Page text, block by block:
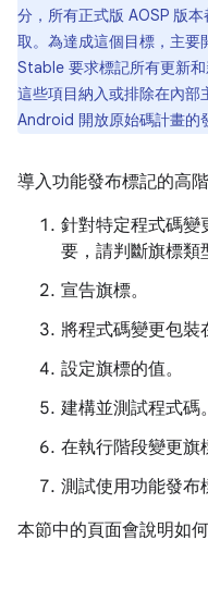
分， 所有正式版 AOSP 版
取。為達成這個目標，主要
Stable 要求標記所有更新
這些項目納入或排除在內部
Android 開放原始碼計畫的
導入功能發布標記的高
針對特定程式碼變
要，請判斷旗標類
宣告旗標。
將程式碼變更包裝
設定旗標的值。
建構並測試程式碼。
在執行階段變更旗
測試使用功能發布
本節中的頁面會說明如